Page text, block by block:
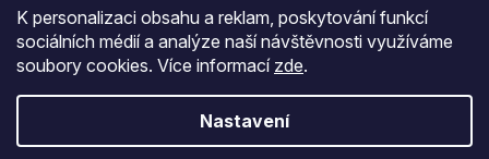
K personalizaci obsahu a reklam, poskytování funkcí
sociálních médií a analýze naší návštěvnosti využíváme
soubory cookies. Více informací zde.
Nastavení
Bezpečná platba